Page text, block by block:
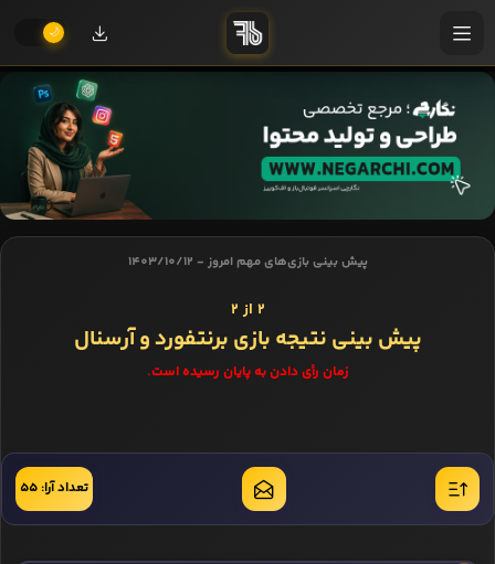
پیش بینی بازی‌های مهم امروز - 1403/10/12
2 از 2
پیش بینی نتیجه بازی برنتفورد و آرسنال
زمان رأی دادن به پایان رسیده است.
تعداد آرا: 55